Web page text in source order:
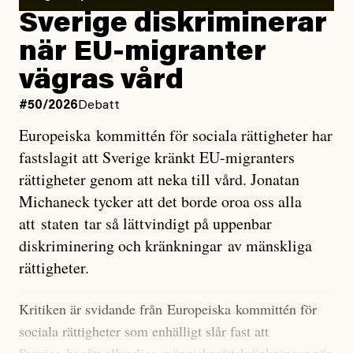
utveckla sig. El Niño är ett återkommande
väderfenomen som uppstår när havsvattnet i delar av
Stilla havet blir ovanligt varmt. Det påverkar vädret
över stora delar av världen och under
forskare allt oftare varnat för att den här El Niñon
Det verkar vara en underdrift, menar nu Zeke
Hausfather.
”Det ser ut som att årets El Niño inte bara med stor
sannolikhet kommer att bli den starkaste sedan
tillförlitliga mätningar inleddes – den kan till och med
marginal”, skriver han.
Sverige diskriminerar
när EU-migranter
vägras vård
#50/2026 Debatt
Europeiska kommittén för sociala rättigheter har
fastslagit att Sverige kränkt EU-migranters
rättigheter genom att neka till vård. Jonatan
Michaneck tycker att det borde oroa oss alla
att staten tar så lättvindigt på uppenbar
diskriminering och kränkningar av mänskliga
rättigheter.
Kritiken är svidande från Europeiska kommittén för
sociala rättigheter som enhälligt slår fast att